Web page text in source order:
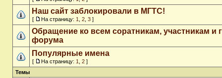
Наш сайт заблокировали в МГТС!
[ На страницу: 1 2 3 ]
Обращение ко всем соратникам, участникам и
форума
Популярные имена
[ На страницу: 1 2 ]
Темы